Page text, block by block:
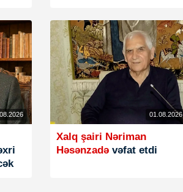
01.08.2026
Xalq şairi Nəriman
Həsənzadəvəfat etdi